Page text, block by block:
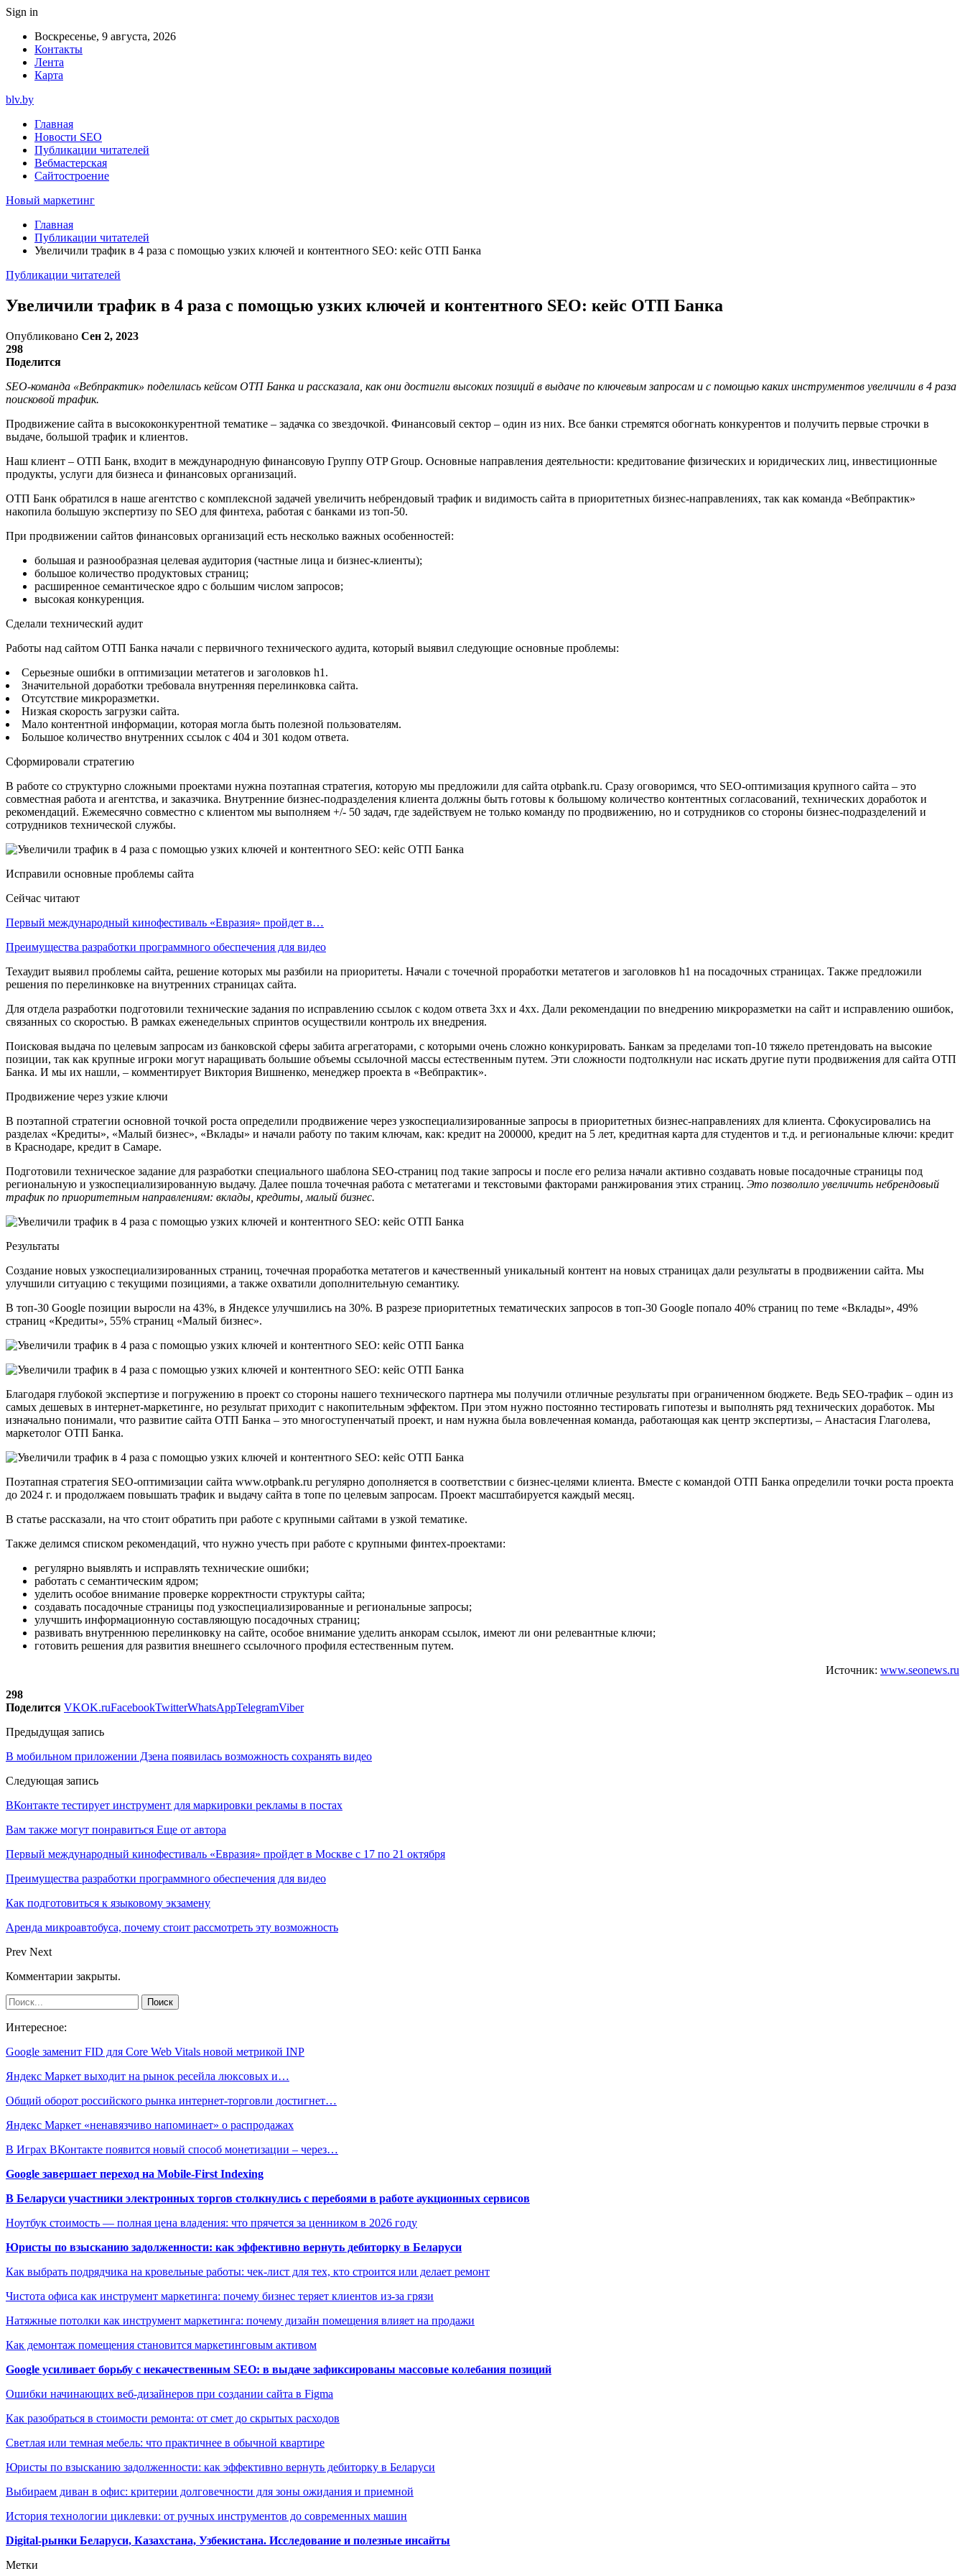
Sign in
Воскресенье, 9 августа, 2026
Контакты
Лента
Карта
blv.by
Главная
Новости SEO
Публикации читателей
Вебмастерская
Сайтостроение
Новый маркетинг
Главная
Публикации читателей
Увеличили трафик в 4 раза с помощью узких ключей и контентного SEO: кейс ОТП Банка
Публикации читателей
Увеличили трафик в 4 раза с помощью узких ключей и контентного SEO: кейс ОТП Банка
Опубликовано Сен 2, 2023
298
Поделится
SEO-команда «Вебпрактик» поделилась кейсом ОТП Банка и рассказала, как они достигли высоких позиций в выдаче по ключевым запросам и с помощью каких инструментов увеличили в 4 раза
поисковой трафик.
Продвижение сайта в высококонкурентной тематике – задачка со звездочкой. Финансовый сектор – один из них. Все банки стремятся обогнать конкурентов и получить первые строчки в
выдаче, большой трафик и клиентов.
Наш клиент – ОТП Банк, входит в международную финансовую Группу OTP Group. Основные направления деятельности: кредитование физических и юридических лиц, инвестиционные
продукты, услуги для бизнеса и финансовых организаций.
ОТП Банк обратился в наше агентство с комплексной задачей увеличить небрендовый трафик и видимость сайта в приоритетных бизнес-направлениях, так как команда «Вебпрактик»
накопила большую экспертизу по SEO для финтеха, работая с банками из топ-50.
При продвижении сайтов финансовых организаций есть несколько важных особенностей:
большая и разнообразная целевая аудитория (частные лица и бизнес-клиенты);
большое количество продуктовых страниц;
расширенное семантическое ядро с большим числом запросов;
высокая конкуренция.
Сделали технический аудит
Работы над сайтом ОТП Банка начали с первичного технического аудита, который выявил следующие основные проблемы:
Серьезные ошибки в оптимизации метатегов и заголовков h1.
Значительной доработки требовала внутренняя перелинковка сайта.
Отсутствие микроразметки.
Низкая скорость загрузки сайта.
Мало контентной информации, которая могла быть полезной пользователям.
Большое количество внутренних ссылок с 404 и 301 кодом ответа.
Сформировали стратегию
В работе со структурно сложными проектами нужна поэтапная стратегия, которую мы предложили для сайта otpbank.ru. Сразу оговоримся, что SEO-оптимизация крупного сайта – это
совместная работа и агентства, и заказчика. Внутренние бизнес-подразделения клиента должны быть готовы к большому количество контентных согласований, технических доработок и
рекомендаций. Ежемесячно совместно с клиентом мы выполняем +/- 50 задач, где задействуем не только команду по продвижению, но и сотрудников со стороны бизнес-подразделений и
сотрудников технической службы.
Исправили основные проблемы сайта
Сейчас читают
Первый международный кинофестиваль «Евразия» пройдет в…
Преимущества разработки программного обеспечения для видео
Техаудит выявил проблемы сайта, решение которых мы разбили на приоритеты. Начали с точечной проработки метатегов и заголовков h1 на посадочных страницах. Также предложили
решения по перелинковке на внутренних страницах сайта.
Для отдела разработки подготовили технические задания по исправлению ссылок с кодом ответа 3хх и 4хх. Дали рекомендации по внедрению микроразметки на сайт и исправлению ошибок,
связанных со скоростью. В рамках еженедельных спринтов осуществили контроль их внедрения.
Поисковая выдача по целевым запросам из банковской сферы забита агрегаторами, с которыми очень сложно конкурировать. Банкам за пределами топ-10 тяжело претендовать на высокие
позиции, так как крупные игроки могут наращивать большие объемы ссылочной массы естественным путем. Эти сложности подтолкнули нас искать другие пути продвижения для сайта ОТП
Банка. И мы их нашли, – комментирует Виктория Вишненко, менеджер проекта в «Вебпрактик».
Продвижение через узкие ключи
В поэтапной стратегии основной точкой роста определили продвижение через узкоспециализированные запросы в приоритетных бизнес-направлениях для клиента. Сфокусировались на
разделах «Кредиты», «Малый бизнес», «Вклады» и начали работу по таким ключам, как: кредит на 200000, кредит на 5 лет, кредитная карта для студентов и т.д. и региональные ключи: кредит
в Краснодаре, кредит в Самаре.
Подготовили техническое задание для разработки специального шаблона SEO-страниц под такие запросы и после его релиза начали активно создавать новые посадочные страницы под
региональную и узкоспециализированную выдачу. Далее пошла точечная работа с метатегами и текстовыми факторами ранжирования этих страниц. Это позволило увеличить небрендовый
трафик по приоритетным направлениям: вклады, кредиты, малый бизнес.
Результаты
Создание новых узкоспециализированных страниц, точечная проработка метатегов и качественный уникальный контент на новых страницах дали результаты в продвижении сайта. Мы
улучшили ситуацию с текущими позициями, а также охватили дополнительную семантику.
В топ-30 Google позиции выросли на 43%, в Яндексе улучшились на 30%. В разрезе приоритетных тематических запросов в топ-30 Google попало 40% страниц по теме «Вклады», 49%
страниц «Кредиты», 55% страниц «Малый бизнес».
Благодаря глубокой экспертизе и погружению в проект со стороны нашего технического партнера мы получили отличные результаты при ограниченном бюджете. Ведь SEO-трафик – один из
самых дешевых в интернет-маркетинге, но результат приходит с накопительным эффектом. При этом нужно постоянно тестировать гипотезы и выполнять ряд технических доработок. Мы
изначально понимали, что развитие сайта ОТП Банка – это многоступенчатый проект, и нам нужна была вовлеченная команда, работающая как центр экспертизы, – Анастасия Глаголева,
маркетолог ОТП Банка.
Поэтапная стратегия SEO-оптимизации сайта www.otpbank.ru регулярно дополняется в соответствии с бизнес-целями клиента. Вместе с командой ОТП Банка определили точки роста проекта
до 2024 г. и продолжаем повышать трафик и выдачу сайта в топе по целевым запросам. Проект масштабируется каждый месяц.
В статье рассказали, на что стоит обратить при работе с крупными сайтами в узкой тематике.
Также делимся списком рекомендаций, что нужно учесть при работе с крупными финтех-проектами:
регулярно выявлять и исправлять технические ошибки;
работать с семантическим ядром;
уделить особое внимание проверке корректности структуры сайта;
создавать посадочные страницы под узкоспециализированные и региональные запросы;
улучшить информационную составляющую посадочных страниц;
развивать внутреннюю перелинковку на сайте, особое внимание уделить анкорам ссылок, имеют ли они релевантные ключи;
готовить решения для развития внешнего ссылочного профиля естественным путем.
Источник: www.seonews.ru
298
Поделится VKOK.ruFacebookTwitterWhatsAppTelegramViber
Предыдущая запись
В мобильном приложении Дзена появилась возможность сохранять видео
Следующая запись
ВКонтакте тестирует инструмент для маркировки рекламы в постах
Вам также могут понравиться Еще от автора
Первый международный кинофестиваль «Евразия» пройдет в Москве с 17 по 21 октября
Преимущества разработки программного обеспечения для видео
Как подготовиться к языковому экзамену
Аренда микроавтобуса, почему стоит рассмотреть эту возможность
Prev Next
Комментарии закрыты.
Интересное:
Google заменит FID для Core Web Vitals новой метрикой INP
Яндекс Маркет выходит на рынок ресейла люксовых и…
Общий оборот российского рынка интернет-торговли достигнет…
Яндекс Маркет «ненавязчиво напоминает» о распродажах
В Играх ВКонтакте появится новый способ монетизации – через…
Google завершает переход на Mobile-First Indexing
В Беларуси участники электронных торгов столкнулись с перебоями в работе аукционных сервисов
Ноутбук стоимость — полная цена владения: что прячется за ценником в 2026 году
Юристы по взысканию задолженности: как эффективно вернуть дебиторку в Беларуси
Как выбрать подрядчика на кровельные работы: чек-лист для тех, кто строится или делает ремонт
Чистота офиса как инструмент маркетинга: почему бизнес теряет клиентов из-за грязи
Натяжные потолки как инструмент маркетинга: почему дизайн помещения влияет на продажи
Как демонтаж помещения становится маркетинговым активом
Google усиливает борьбу с некачественным SEO: в выдаче зафиксированы массовые колебания позиций
Ошибки начинающих веб-дизайнеров при создании сайта в Figma
Как разобраться в стоимости ремонта: от смет до скрытых расходов
Светлая или темная мебель: что практичнее в обычной квартире
Юристы по взысканию задолженности: как эффективно вернуть дебиторку в Беларуси
Выбираем диван в офис: критерии долговечности для зоны ожидания и приемной
История технологии циклевки: от ручных инструментов до современных машин
Digital-рынки Беларуси, Казахстана, Узбекистана. Исследование и полезные инсайты
Метки